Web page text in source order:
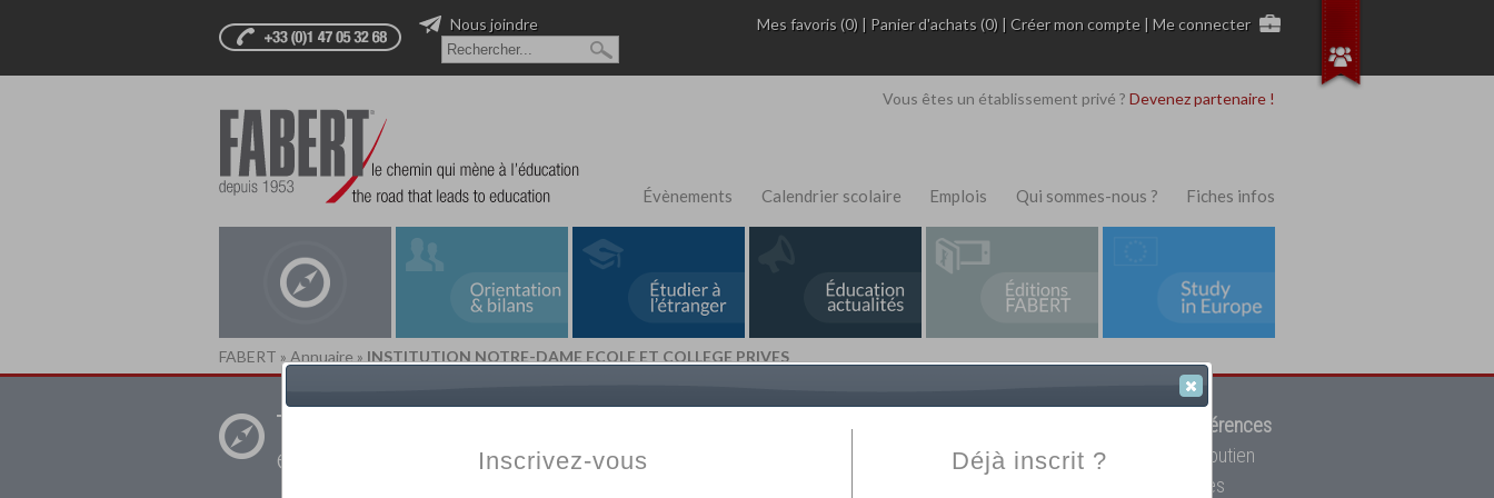
Mes favoris (0) | Panier d'achats (0) |Créer mon compte |Me connecter
Nous joindre
Vous êtes un établissement privé ? Devenez partenaire !
Évènements Calendrier scolaire Emplois Qui sommes-nous ? Fiches infos
FABERT » Annuaire » INSTITUTION NOTRE-DAME ECOLE ET COLLEGE PRIVES
Trouver un
établissement privé
Fabert.com
12908 références
votre établissement privé, du primaire au supérieur, mais aussi des cours de soutien
scolaire et des cours à distance. Ce moteur regroupe toutes les écoles privées
Inscrivez-vous Déjà inscrit ?